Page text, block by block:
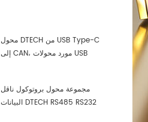
محول DTECH من USB Type-C
إلى CAN، مورد محولات USB
مجموعة محول بروتوكول ناقل
البيانات DTECH RS485 RS232